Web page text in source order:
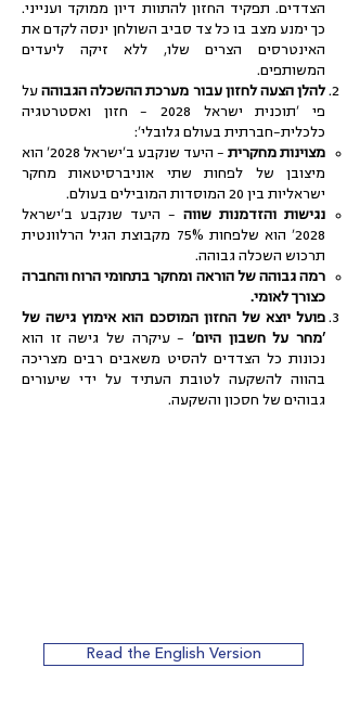
הצדדים. תפקיד החזון להתוות דיון ממוקד וענייני.
כך ימנע מצב בו כל צד סביב השולחן ינסה לקדם את
האינטרסים הצרים שלו, ללא זיקה ליעדים
המשותפים.
להלן הצעה לחזון עבור מערכת ההשכלה הגבוההעל
פי 'תוכנית ישראל 2028 – חזון ואסטרטגיה
כלכלית-חברתית בעולם גלובלי':
מצוינות מחקרית
– היעד שנקבע ב'ישראל 2028' הוא
מיצובן של לפחות שתי אוניברסיטאות מחקר
ישראליות בין 20 המוסדות המובילים בעולם.
נגישות והזדמנות שווה – היעד שנקבע ב'ישראל
2028' הוא שלפחות 75% מקבוצת הגיל הרלוונטית
תרכוש השכלה גבוהה.
רמה גבוהה של הוראה ומחקר בתחומי הרוח והחברה
כצורך לאומי.
פועל יוצא של החזון המוסכם הוא אימוץ גישה של
'מחר על חשבון היום' – עיקרה של גישה זו הוא
נכונות כל הצדדים להסיט משאבים רבים מצריכה
בהווה להשקעה לטובת העתיד על ידי שיעורים
גבוהים של חסכון והשקעה.
Read the English Version